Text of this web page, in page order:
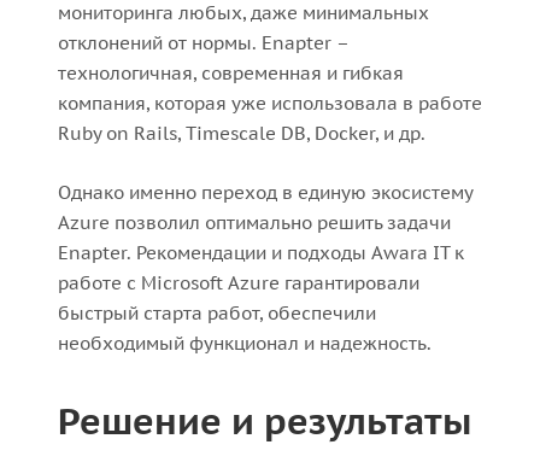
мониторинга любых, даже минимальных
отклонений от нормы. Enapter –
технологичная, современная и гибкая
компания, которая уже использовала в работе
Ruby on Rails, Timescale DB, Docker, и др.
Однако именно переход в единую экосистему
Azure позволил оптимально решить задачи
Enapter. Рекомендации и подходы Awara IT к
работе с Microsoft Azure гарантировали
быстрый старта работ, обеспечили
необходимый функционал и надежность.
Решение и результаты